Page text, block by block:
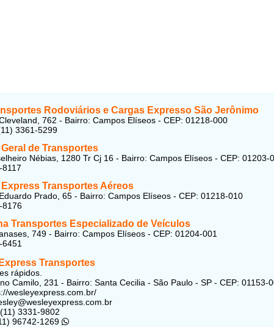
Rodoviários e Cargas Expresso São Jerônimo
762 - Bairro: Campos Elíseos - CEP: 01218-000
3361-5299
de Transportes
Nébias, 1280 Tr Cj 16 - Bairro: Campos Elíseos - CEP: 01203-
Express Transportes Aéreos
Prado, 65 - Bairro: Campos Elíseos - CEP: 01218-010
8176
Transportes Especializado de Veículos
749 - Bairro: Campos Elíseos - CEP: 01204-001
Transportes
rápidos.
Camilo, 231 - Bairro: Santa Cecilia - São Paulo - SP - CEP: 01153-
wesleyexpress.com.br/
3331-9802
96742-1269